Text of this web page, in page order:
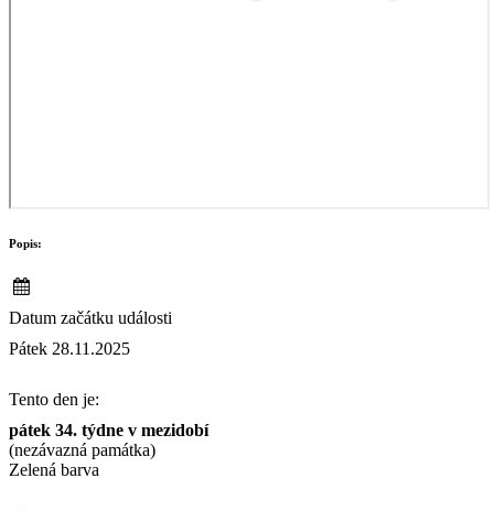
Popis:
Datum začátku události
Pátek 28.11.2025
Tento den je:
pátek 34. týdne v mezidobí
(nezávazná památka)
Zelená barva